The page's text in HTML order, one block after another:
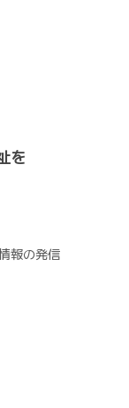
を
報の発信